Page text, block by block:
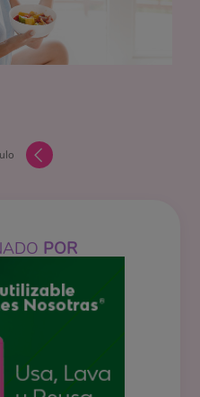
POR